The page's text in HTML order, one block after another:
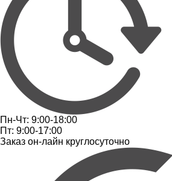
Пн-Чт: 9:00-18:00
Пт: 9:00-17:00
Заказ он-лайн круглосуточно